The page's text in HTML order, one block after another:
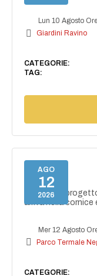
Lun 10 Agosto
Giardini Ravino
CATEGORIE:
TAG:
AGO
12
2026
NAIMA
NAIMA, il
arriva nella cornice
Mer 12 Agosto
Parco Termale
CATEGORIE: